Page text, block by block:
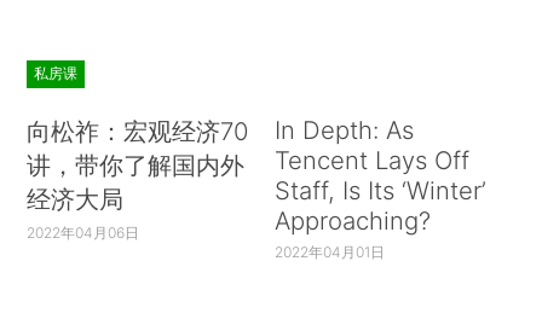
私房课
向松祚：宏观经济70
讲，带你了解国内外
经济大局
2022年04月06日
In Depth: As
Tencent Lays Off
Staff, Is Its ‘Winter’
Approaching?
2022年04月01日